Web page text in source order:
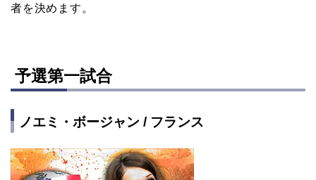
者を決めます。
予選第一試合
ノエミ・ボージャン / フランス